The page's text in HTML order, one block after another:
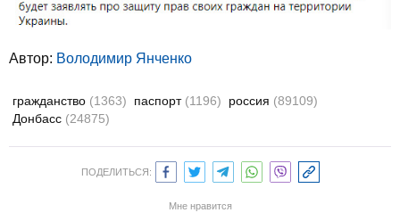
Автор: Володимир Янченко
гражданство (1363) паспорт (1196) россия (89109)
Донбасс (24875)
ПОДЕЛИТЬСЯ:
Мне нравится